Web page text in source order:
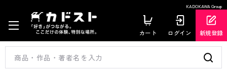
KADOKAWA Group
カート ログイン 新規登録